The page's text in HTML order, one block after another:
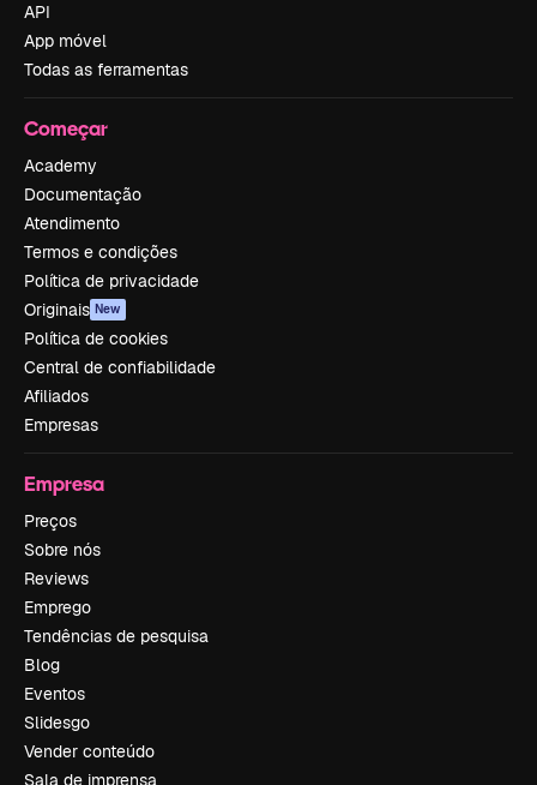
API
App móvel
Todas as ferramentas
Começar
Academy
Documentação
Atendimento
Termos e condições
Política de privacidade
Originais New
Política de cookies
Central de confiabilidade
Afiliados
Empresas
Empresa
Preços
Sobre nós
Reviews
Emprego
Tendências de pesquisa
Blog
Eventos
Slidesgo
Vender conteúdo
Sala de imprensa